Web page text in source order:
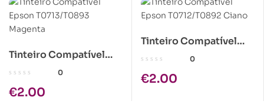
Tinteiro Compatível
Epson T0713/T0893
0
€2.00
Tinteiro Compatível
Epson T0712/T0892
0
€2.00